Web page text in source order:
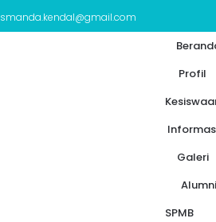
smanda.kendal@gmail.com
Profil
Galeri
Alumni
SPMB